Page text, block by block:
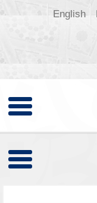
English